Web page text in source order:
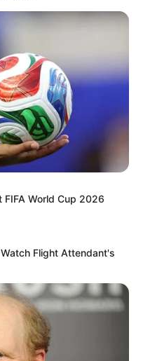
World Cup 2026
Flight Attendant's